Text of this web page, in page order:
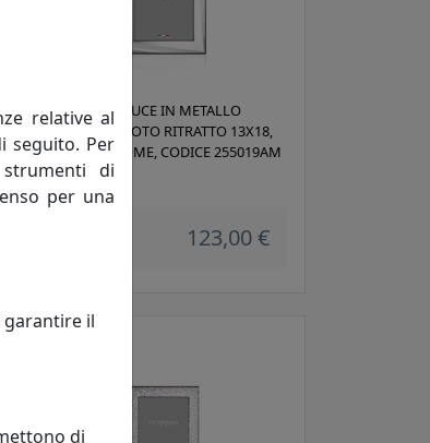
PORTAFOTO LUCE IN METALLO
ARGENTATO, FOTO RITRATTO 13X18,
OTTAVIANI HOME, CODICE 255019AM
Ottaviani
123,00 €
relative al
seguito. Per
di
per una
il
di